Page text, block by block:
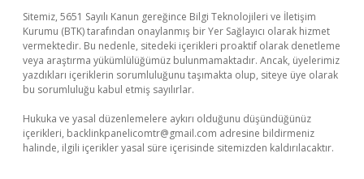
Sitemiz, 5651 Sayılı Kanun gereğince Bilgi Teknolojileri ve İletişim
Kurumu (BTK) tarafından onaylanmış bir Yer Sağlayıcı olarak hizmet
vermektedir. Bu nedenle, sitedeki içerikleri proaktif olarak denetleme
veya araştırma yükümlülüğümüz bulunmamaktadır. Ancak, üyelerimiz
yazdıkları içeriklerin sorumluluğunu taşımakta olup, siteye üye olarak
bu sorumluluğu kabul etmiş sayılırlar.
Hukuka ve yasal düzenlemelere aykırı olduğunu düşündüğünüz
içerikleri, backlinkpanelicomtr@gmail.com adresine bildirmeniz
halinde, ilgili içerikler yasal süre içerisinde sitemizden kaldırılacaktır.